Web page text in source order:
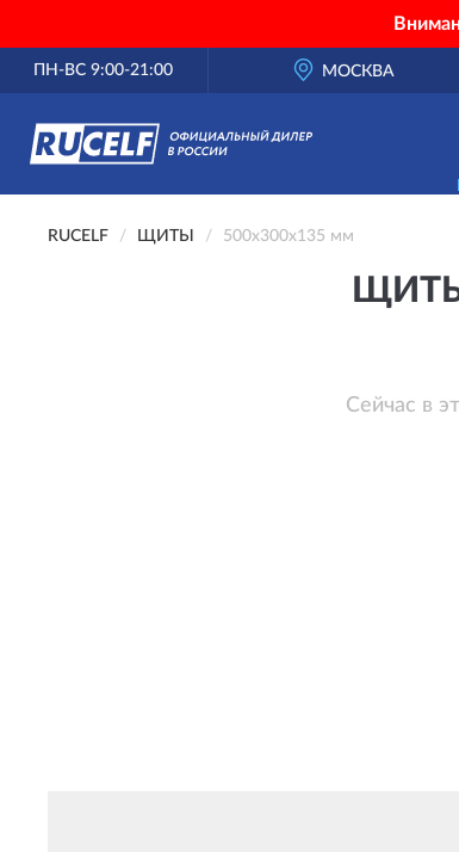
ПН-ВС 9:00-21:00 МОСКВА
RUCELF ЩИТЫ 500х300х135 мм
ЩИТЫ
Сейчас в